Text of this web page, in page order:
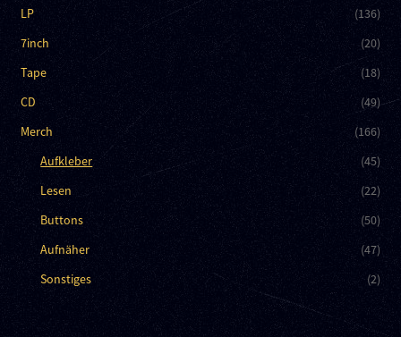
LP
(136)
7inch
(20)
Tape
(18)
CD
(49)
Merch
(166)
Aufkleber
(45)
Lesen
(22)
Buttons
(50)
Aufnäher
(47)
Sonstiges
(2)